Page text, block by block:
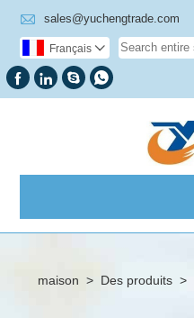
 sales@yuchengtrade.com
Français 
   
maison > Des produits >